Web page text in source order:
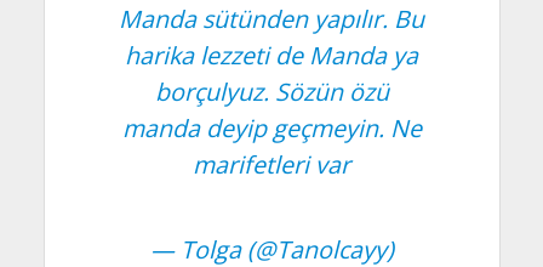
Manda sütünden yapılır. Bu
harika lezzeti de Manda ya
borçulyuz. Sözün özü
manda deyip geçmeyin. Ne
marifetleri var
— Tolga (@Tanolcayy)